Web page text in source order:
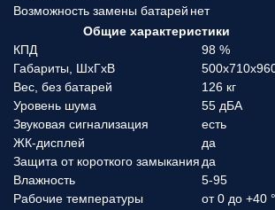
Возможность замены батарей нет
Общие характеристики
КПД
98 %
Габариты, ШхГхВ
Вес, без батарей
126 кг
Уровень шума
55 дБА
Звуковая сигнализация
есть
ЖК-дисплей
да
Защита от короткого замыкания да
Влажность
5-95
Рабочие температуры
от 0 до +40